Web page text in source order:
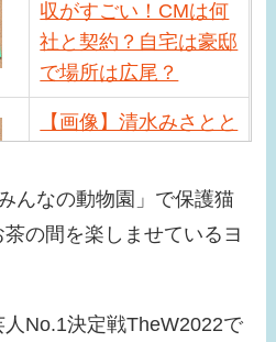
収がすごい！CMは何
社と契約？自宅は豪邸
で場所は広尾？
【画像】清水みさとと
況は？
瑞樹との差が激しい？
んなの動物園」で保護猫
の間を楽しませているヨ
No.1決定戦TheW2022で